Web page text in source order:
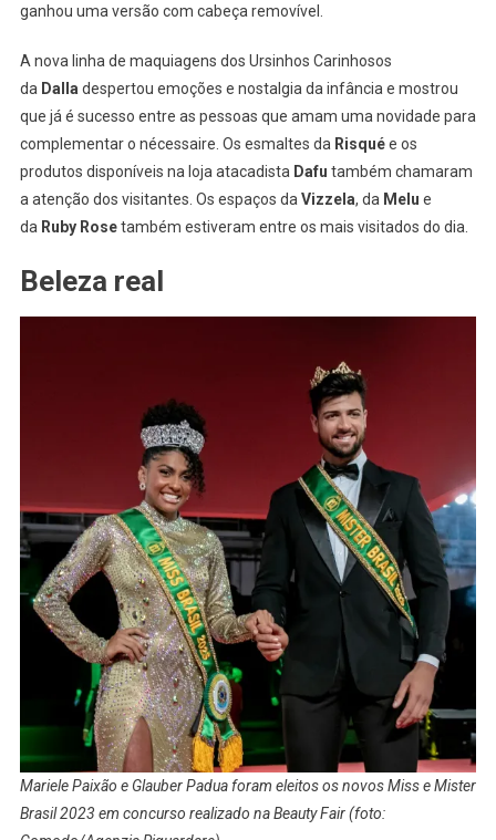
ganhou uma versão com cabeça removível.
A nova linha de maquiagens dos Ursinhos Carinhosos
da Dalla despertou emoções e nostalgia da infância e mostrou
que já é sucesso entre as pessoas que amam uma novidade para
complementar o nécessaire. Os esmaltes da Risquée os
produtos disponíveis na loja atacadista Dafu também chamaram
a atenção dos visitantes. Os espaços da Vizzela, da Melu e
da Ruby Rosetambém estiveram entre os mais visitados do dia.
Beleza real
Mariele Paixão e Glauber Padua foram eleitos os novos Miss e Mister
Brasil 2023 em concurso realizado na Beauty Fair (foto: